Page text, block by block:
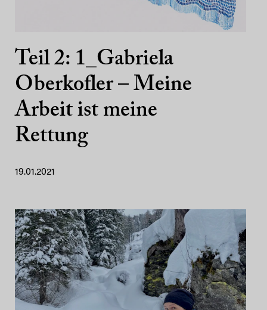
Teil 2: 1_Gabriela
Oberkofler – Meine
Arbeit ist meine
Rettung
19.01.2021